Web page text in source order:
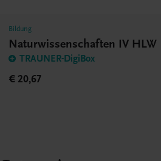
Bildung
Naturwissenschaften IV HLW
TRAUNER-DigiBox
€ 20,67